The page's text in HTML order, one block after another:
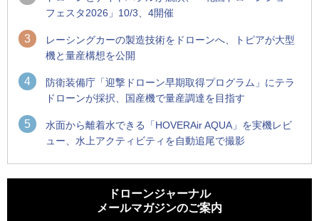
フェスタ2026」10/3、4開催
3
レーシングカーの製造技術をドローンへ、トピアが大型
機と量産構想を公開
4
防衛装備庁「迎撃ドローン早期取得プログラム」にテラ
ドローンが採択、国産機で量産調達を目指す
5
水面から離着水できる「HOVERAir AQUA」を実機レビ
ュー、水上アクティビティを自動追尾で撮影
ーンが採択、国産機で量産調達を目指す
ROBOZ、北名古屋市制20周年記念で「空飛ぶLEDスクリー
ン」とドローンショーによる新演出を実施
防衛装備庁「迎撃ドローン早期取得プログラム」にテラドロ
ドローンジャーナル
メールマガジンのご案内